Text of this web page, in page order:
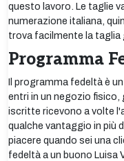
questo lavoro. Le taglie
numerazione italiana,
trova facilmente la taglia
Programma
Il programma fedeltà è
entri in un negozio fisico,
iscritte ricevono a volte
qualche vantaggio in più
piacere quando sei una
fedeltà a un buono Luisa